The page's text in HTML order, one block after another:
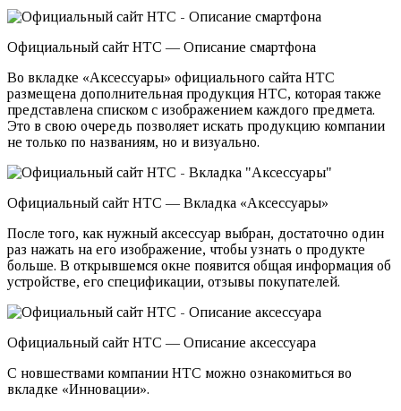
Официальный сайт HTC — Описание смартфона
Во вкладке «Аксессуары» официального сайта НТС
размещена дополнительная продукция НТС, которая также
представлена списком с изображением каждого предмета.
Это в свою очередь позволяет искать продукцию компании
не только по названиям, но и визуально.
Официальный сайт HTC — Вкладка «Аксессуары»
После того, как нужный аксессуар выбран, достаточно один
раз нажать на его изображение, чтобы узнать о продукте
больше. В открывшемся окне появится общая информация об
устройстве, его спецификации, отзывы покупателей.
Официальный сайт HTC — Описание аксессуара
С новшествами компании НТС можно ознакомиться во
вкладке «Инновации».